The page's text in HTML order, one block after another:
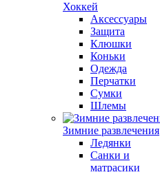
Хоккей
Аксессуары
Защита
Клюшки
Коньки
Одежда
Перчатки
Сумки
Шлемы
Зимние развлечения
Ледянки
Санки и
матрасики